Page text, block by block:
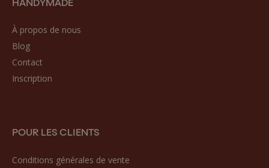
À propos de nous
Blog
Contact
Inscription
POUR LES CLIENTS
Conditions générales de vente